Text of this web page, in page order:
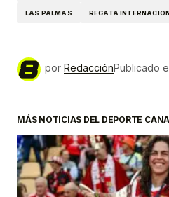
LAS PALMAS REGATA
por RedacciónPublicado
MÁS NOTICIAS DEL DEPORTE